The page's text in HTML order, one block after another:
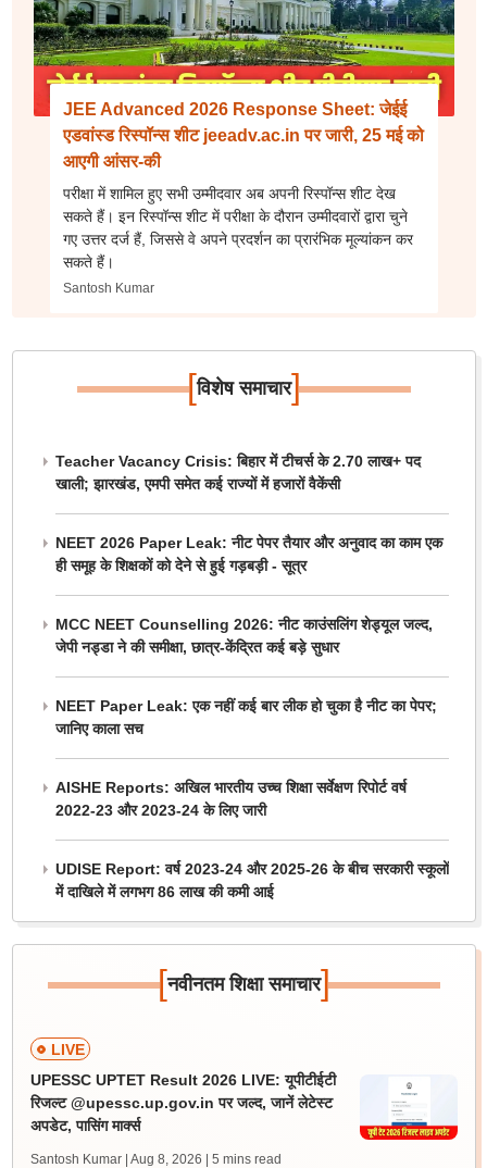
JEE Advanced 2026 Response Sheet: जेईई
एडवांस्ड रिस्पॉन्स शीट jeeadv.ac.in पर जारी, 25 मई को
आएगी आंसर-की
परीक्षा में शामिल हुए सभी उम्मीदवार अब अपनी रिस्पॉन्स शीट देख
सकते हैं। इन रिस्पॉन्स शीट में परीक्षा के दौरान उम्मीदवारों द्वारा चुने
गए उत्तर दर्ज हैं, जिससे वे अपने प्रदर्शन का प्रारंभिक मूल्यांकन कर
सकते हैं।
Santosh Kumar
[विशेष समाचार]
Teacher Vacancy Crisis: बिहार में टीचर्स के 2.70 लाख+ पद
खाली; झारखंड, एमपी समेत कई राज्यों में हजारों वैकेंसी
NEET 2026 Paper Leak: नीट पेपर तैयार और अनुवाद का काम एक
ही समूह के शिक्षकों को देने से हुई गड़बड़ी - सूत्र
MCC NEET Counselling 2026: नीट काउंसलिंग शेड्यूल जल्द,
जेपी नड्डा ने की समीक्षा, छात्र-केंद्रित कई बड़े सुधार
NEET Paper Leak: एक नहीं कई बार लीक हो चुका है नीट का पेपर;
जानिए काला सच
AISHE Reports: अखिल भारतीय उच्च शिक्षा सर्वेक्षण रिपोर्ट वर्ष
2022-23 और 2023-24 के लिए जारी
UDISE Report: वर्ष 2023-24 और 2025-26 के बीच सरकारी स्कूलों
में दाखिले में लगभग 86 लाख की कमी आई
[नवीनतम शिक्षा समाचार]
LIVE
UPESSC UPTET Result 2026 LIVE: यूपीटीईटी
रिजल्ट @upessc.up.gov.in पर जल्द, जानें लेटेस्ट
अपडेट, पासिंग मार्क्स
Santosh Kumar | Aug 8, 2026 | 5 mins read